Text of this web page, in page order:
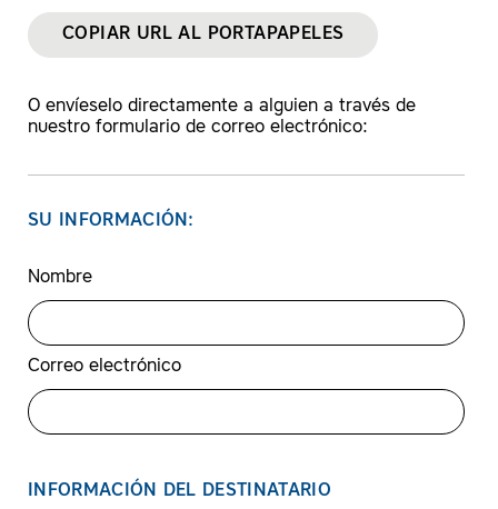
COPIAR URL AL PORTAPAPELES
O envíeselo directamente a alguien a través de
nuestro formulario de correo electrónico:
SU INFORMACIÓN:
Nombre
Correo electrónico
INFORMACIÓN DEL DESTINATARIO